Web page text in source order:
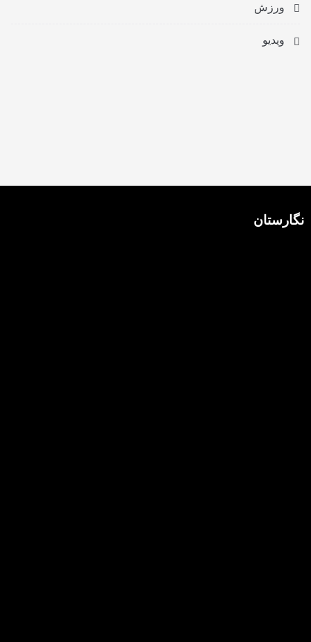
ورزش
ویدیو
نگارستان